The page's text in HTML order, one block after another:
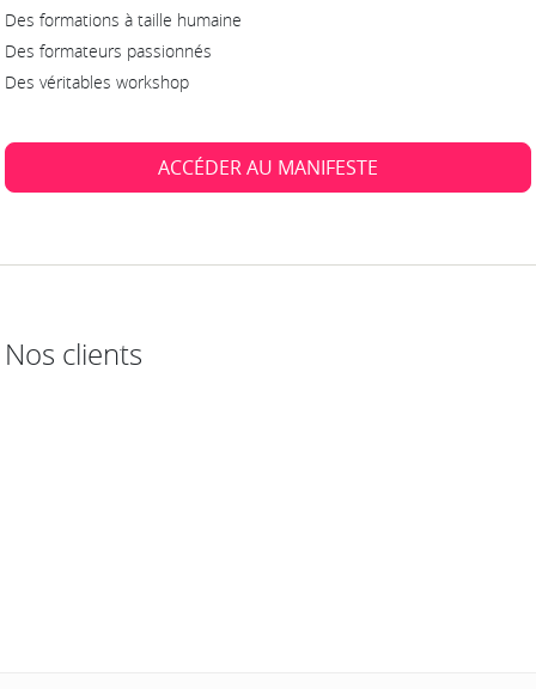
Des formations à taille humaine
Des formateurs passionnés
Des véritables workshop
ACCÉDER AU MANIFESTE
Nos clients